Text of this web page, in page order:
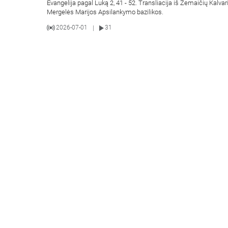
Evangelija pagal Luką 2, 41 - 52. Transliacija iš Žemaičių
Mergelės Marijos Apsilankymo bazilikos.
2026-07-01 31